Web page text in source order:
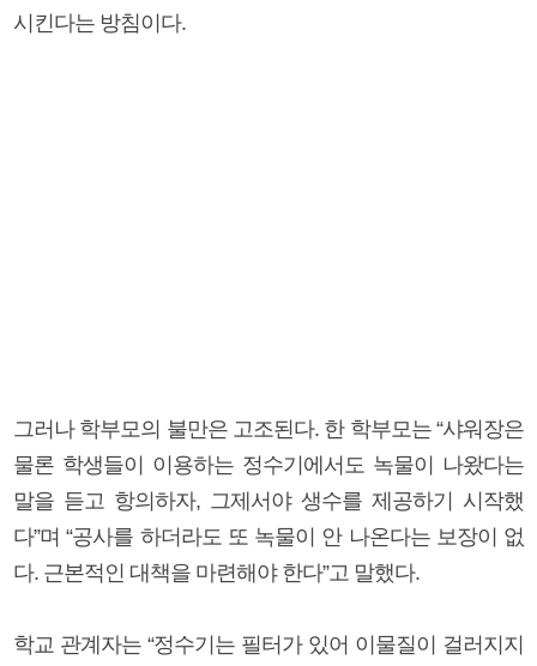
시킨다는 방침이다.
그러나 학부모의 불만은 고조된다. 한 학부모는 “샤워장은
물론 학생들이 이용하는 정수기에서도 녹물이 나왔다는
말을 듣고 항의하자, 그제서야 생수를 제공하기 시작했
다”며 “공사를 하더라도 또 녹물이 안 나온다는 보장이 없
다. 근본적인 대책을 마련해야 한다”고 말했다.
학교 관계자는 “정수기는 필터가 있어 이물질이 걸러지지